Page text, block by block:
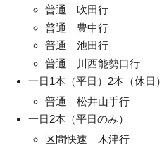
普通 吹田行
普通 豊中行
普通 池田行
普通 川西能勢口行
一日1本（平日）2本（休日）
普通 松井山手行
一日2本（平日のみ）
区間快速 木津行